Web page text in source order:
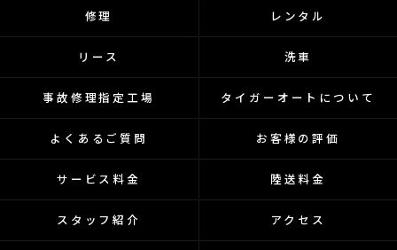
修理 レンタル
リース 洗車
事故修理指定工場 タイガーオートについて
よくあるご質問 お客様の評価
サービス料金 陸送料金
スタッフ紹介 アクセス